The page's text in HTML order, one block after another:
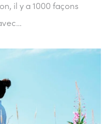
il y a 1000 façons